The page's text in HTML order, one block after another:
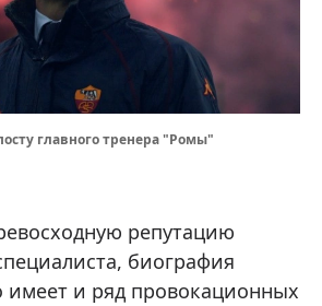
главного тренера "Ромы"
репутацию
биография
имеет и ряд провокационных